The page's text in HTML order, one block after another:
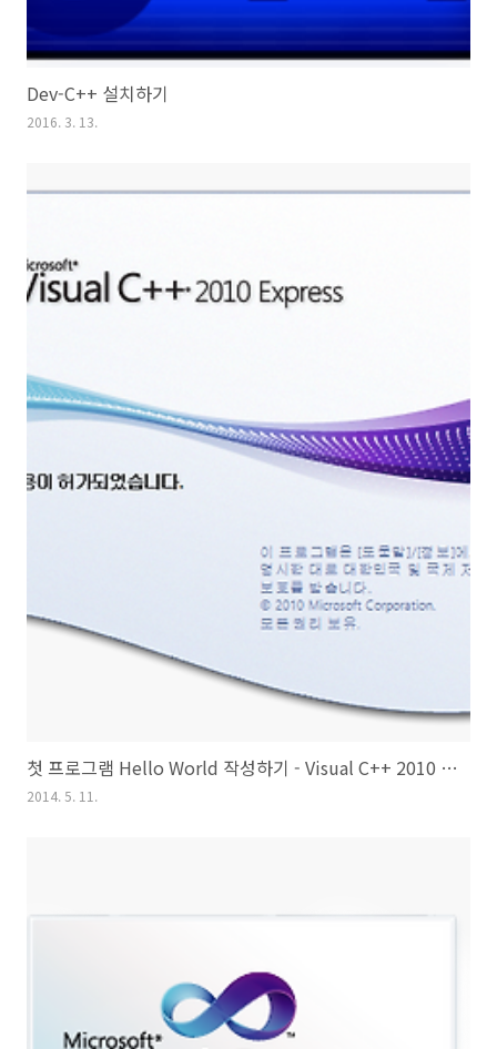
Dev-C++ 설치하기
2016. 3. 13.
첫 프로그램 Hello World 작성하기 - Visual C++ 2010 Express
2014. 5. 11.